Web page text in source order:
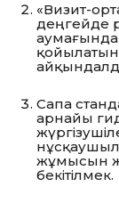
«Визит-
деңгейде
қойылатын
Сапа
арнайы
жұмысын
бекітілмек.